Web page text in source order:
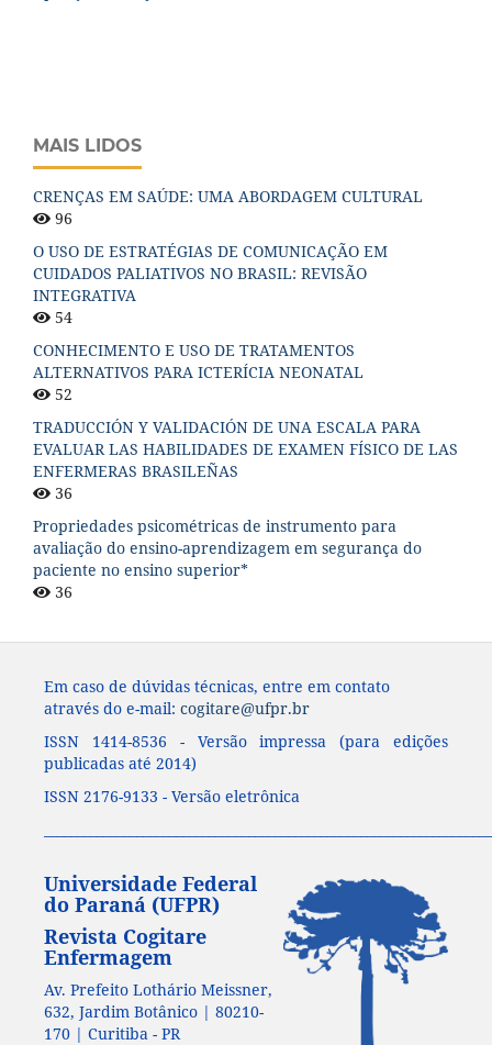
MAIS LIDOS
CRENÇAS EM SAÚDE: UMA ABORDAGEM CULTURAL
96
O USO DE ESTRATÉGIAS DE COMUNICAÇÃO EM
CUIDADOS PALIATIVOS NO BRASIL: REVISÃO
INTEGRATIVA
54
CONHECIMENTO E USO DE TRATAMENTOS
ALTERNATIVOS PARA ICTERÍCIA NEONATAL
52
TRADUCCIÓN Y VALIDACIÓN DE UNA ESCALA PARA
EVALUAR LAS HABILIDADES DE EXAMEN FÍSICO DE LAS
ENFERMERAS BRASILEÑAS
36
Propriedades psicométricas de instrumento para
avaliação do ensino-aprendizagem em segurança do
paciente no ensino superior*
36
Em caso de dúvidas técnicas, entre em contato
através do e-mail: cogitare@ufpr.br
ISSN 1414-8536 - Versão impressa (para edições
publicadas até 2014)
ISSN 2176-9133 - Versão eletrônica
Universidade Federal
do Paraná (UFPR)
Revista Cogitare
Enfermagem
Av. Prefeito Lothário Meissner,
632, Jardim Botânico | 80210-
170 | Curitiba - PR